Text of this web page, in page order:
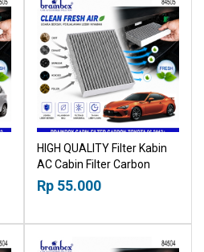
HIGH QUALITY Filter Kabin
AC Cabin Filter Carbon
Toyota 86 2012+ 18518030
Rp 55.000